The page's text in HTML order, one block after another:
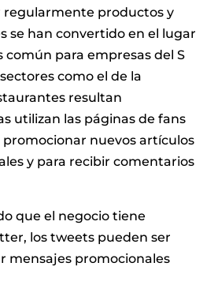
regularmente productos y
se han convertido en el lugar
para empresas del S
como el de la
resultan
utilizan las páginas de fans
promocionar nuevos artículos
y para recibir comentarios
que el negocio tiene
los tweets pueden ser
mensajes promocionales